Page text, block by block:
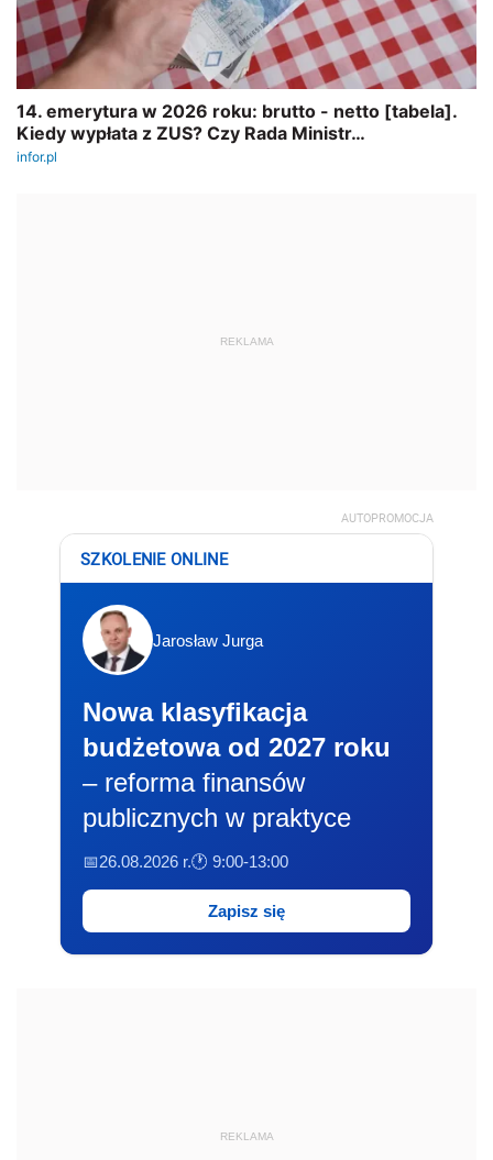
REKLAMA
AUTOPROMOCJA
SZKOLENIE ONLINE
Jarosław Jurga
Nowa klasyfikacja
budżetowa od 2027 roku
– reforma finansów
publicznych w praktyce
📅26.08.2026 r.🕐 9:00-13:00
Zapisz się
REKLAMA